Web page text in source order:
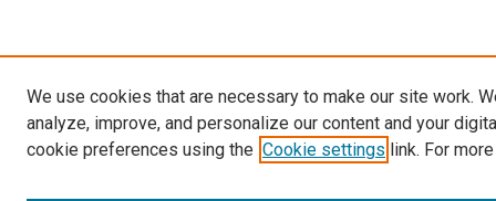
We use cookies that are necessary to make our site work.
analyze, improve, and personalize our content and your
cookie preferences using the Cookie settings link. For